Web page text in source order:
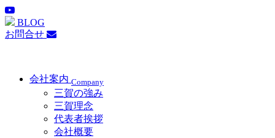
BLOG
お問合せ
会社案内 Company
三賀の強み
三賀理念
代表者挨拶
会社概要